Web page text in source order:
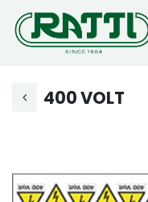
400 VOLT